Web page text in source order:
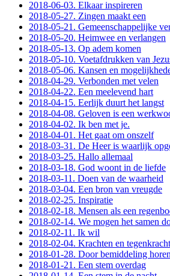
2018-06-03. Elkaar inspireren
2018-05-27. Zingen maakt een
2018-05-21. Gemeenschappelijke
2018-05-20. Heimwee en verlangen
2018-05-13. Op adem komen
2018-05-10. Voetafdrukken van
2018-05-06. Kansen en
2018-04-29. Verbonden met velen
2018-04-22. Een meelevend hart
2018-04-15. Eerlijk duurt het langst
2018-04-08. Geloven is een
2018-04-02. Ik ben met je.
2018-04-01. Het gaat om onszelf
2018-03-31. De Heer is waarlijk
2018-03-25. Hallo allemaal
2018-03-18. God woont in de liefde
2018-03-11. Doen van de waarheid
2018-03-04. Een bron van vreugde
2018-02-25. Inspiratie
2018-02-18. Mensen als een
2018-02-14. We mogen het samen
2018-02-11. Ik wil
2018-02-04. Krachten en
2018-01-28. Door bemiddeling horen
2018-01-21. Een stem overdag